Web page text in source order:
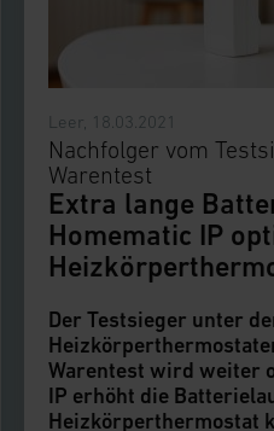
Leer, 18.03.2021
Extra lange
Homematic IP
Nachfolger vom
Warentest
Der Testsieger unter
Warentest wird weiter
IP erhöht die
Heizkörperthermostat